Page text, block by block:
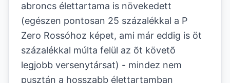
abroncs élettartama is növekedett
(egészen pontosan 25 százalékkal a P
Zero Rossóhoz képet, ami már eddig is öt
százalékkal múlta felül az õt követõ
legjobb versenytársat) - mindez nem
pusztán a hosszabb élettartamban